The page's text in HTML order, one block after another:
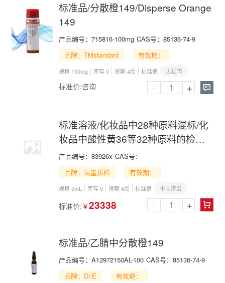
标准品/分散橙149/Disperse Orange
149
产品编号： 715816-100mg CAS号： 85136-74-9
品牌：TMstandard
有效期：
规格 100mg 库存 0 货期 4周 标准值 见证书
标准价:咨询 
- +
标准溶液/化妆品中28种原料混标/化
妆品中酸性黄36等32种原料的检验
方法-部分
产品编号： 83926x CAS号：
品牌：坛墨质检
有效期：
规格 5mL 库存 0 货期 4周 标准值 不同浓度
标准价: ￥23338 
- +
标准品/乙腈中分散橙149
产品编号： A12972150AL-100 CAS号： 85136-74-9
品牌：Dr.E
有效期：